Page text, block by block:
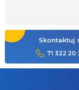
Skontaktuj
71 322 20